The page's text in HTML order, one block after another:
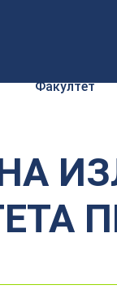
Факултет